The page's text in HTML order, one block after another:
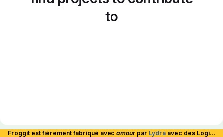
to
Froggit est fièrement fabriqué avec amour par Lydra avec des Logiciels Libres et hébergé en